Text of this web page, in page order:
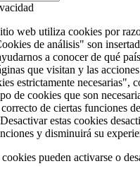
web utiliza cookies por
de análisis" son
a conocer de qué
que visitan y las
estrictamente necesarias",
de cookies que son
de ciertas funciones
estas cookies
y disminuirá su
pueden activarse o